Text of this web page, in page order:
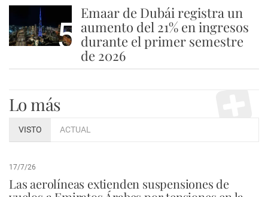
5
Emaar de Dubái registra un
aumento del 21% en ingresos
durante el primer semestre
de 2026
Lo más
VISTO ACTUAL
17/7/26
Las aerolíneas extienden suspensiones de